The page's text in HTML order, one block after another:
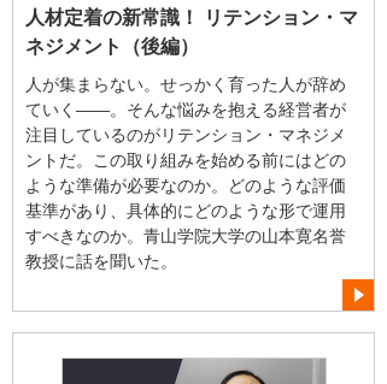
人材定着の新常識！ リテンション・マ
ネジメント（後編）
人が集まらない。せっかく育った人が辞め
ていく――。そんな悩みを抱える経営者が
注目しているのがリテンション・マネジメ
ントだ。この取り組みを始める前にはどの
ような準備が必要なのか。どのような評価
基準があり、具体的にどのような形で運用
すべきなのか。青山学院大学の山本寛名誉
教授に話を聞いた。